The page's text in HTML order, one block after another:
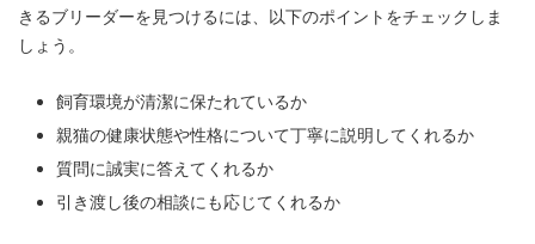
きるブリーダーを見つけるには、以下のポイントをチェックしま
しょう。
飼育環境が清潔に保たれているか
親猫の健康状態や性格について丁寧に説明してくれるか
質問に誠実に答えてくれるか
引き渡し後の相談にも応じてくれるか